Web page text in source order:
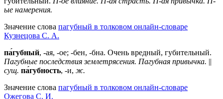
ые намерения.
Значение слова пагубный в толковом онлайн-словаре
Кузнецова С. А.
па́губный, -ая, -ое; -бен, -бна. Очень вредный, губительный.
Пагубные последствия землетрясения. Пагубная привычка. ||
сущ. па́губность, -и, ж.
Значение слова пагубный в толковом онлайн-словаре
Ожегова C. И.